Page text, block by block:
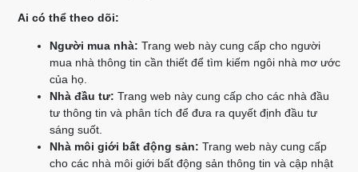
Ai có thể theo dõi:
Người mua nhà: Trang web này cung cấp cho người
mua nhà thông tin cần thiết để tìm kiếm ngôi nhà mơ ước
của họ.
Nhà đầu tư: Trang web này cung cấp cho các nhà đầu
tư thông tin và phân tích để đưa ra quyết định đầu tư
sáng suốt.
Nhà môi giới bất động sản: Trang web này cung cấp
cho các nhà môi giới bất động sản thông tin và cập nhật